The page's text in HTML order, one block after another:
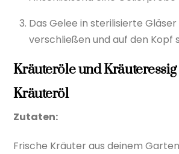
Das Gelee in sterilisierte Gläser
verschließen und auf den Kopf
Kräuteröle und Kräuteressig
Kräuteröl
Zutaten:
Frische Kräuter aus deinem